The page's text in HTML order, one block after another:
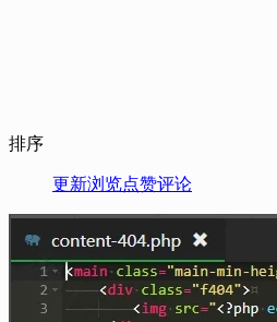
排序
更新浏览点赞评论